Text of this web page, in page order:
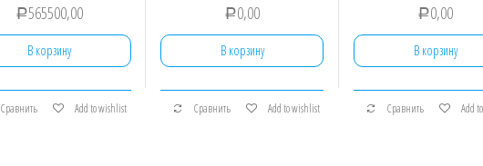
Р565500,00
В корзину
Сравнить Add to wishlist
Р0,00
В корзину
Сравнить Add to wishlist
Р0,00
В корзину
Сравнить Add